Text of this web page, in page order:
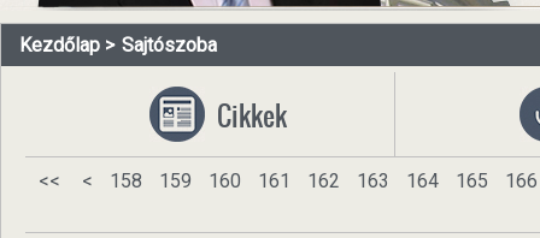
Kezdőlap Sajtószoba
Cikkek
<< < 158 159 160 161 162 163 164 165 166